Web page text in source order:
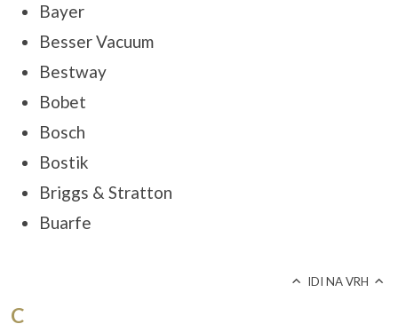
Bayer
Besser Vacuum
Bestway
Bobet
Bosch
Bostik
Briggs & Stratton
Buarfe
IDI NA VRH
C